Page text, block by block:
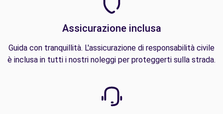
Assicurazione inclusa
Guida con tranquillità. L'assicurazione di responsabilità civile
è inclusa in tutti i nostri noleggi per proteggerti sulla strada.